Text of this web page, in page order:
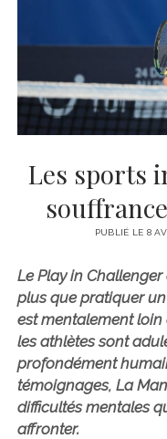
Les sports
PUBLIÉ LE 8
Le Play in
plus que pratiquer
est mentalement loin
les athlètes sont
profondément
témoignages, La
difficultés mentales
affronter.